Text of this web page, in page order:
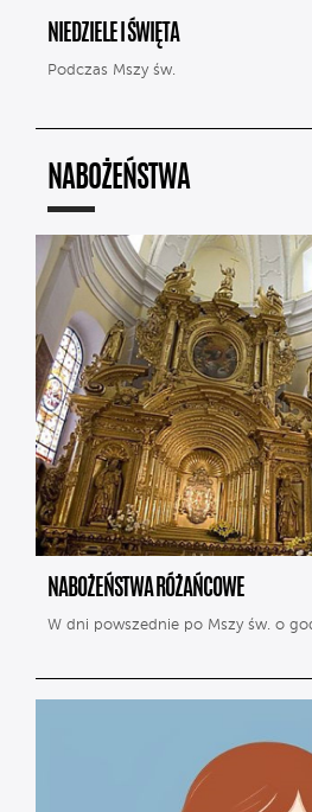
NIEDZIELE I ŚWIĘTA
Podczas Mszy św.
NABOŻEŃSTWA
NABOŻEŃSTWA RÓŻAŃCOWE
W dni powszednie po Mszy św. o